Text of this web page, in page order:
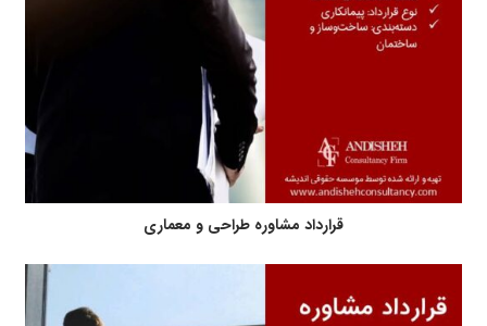
قرارداد مشاوره طراحی و معماری